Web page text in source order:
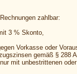
zahlbar:
3 % Skonto,
Vorkasse oder
gemäß § 288
mit unbestrittenen